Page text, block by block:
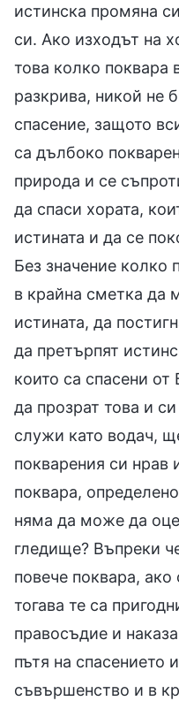
истинска промяна
си. Ако изходът на
това колко поквара
разкрива, никой не
спасение, защото
са дълбоко
природа и се
да спаси хората,
истината и да се
Без значение колко
в крайна сметка да
истината, да
да претърпят
които са спасени от
да прозрат това и
служи като водач,
покварения си нрав
поквара,
няма да може да
гледище? Въпреки
повече поквара,
тогава те са
правосъдие и
пътя на спасението
съвършенство и в